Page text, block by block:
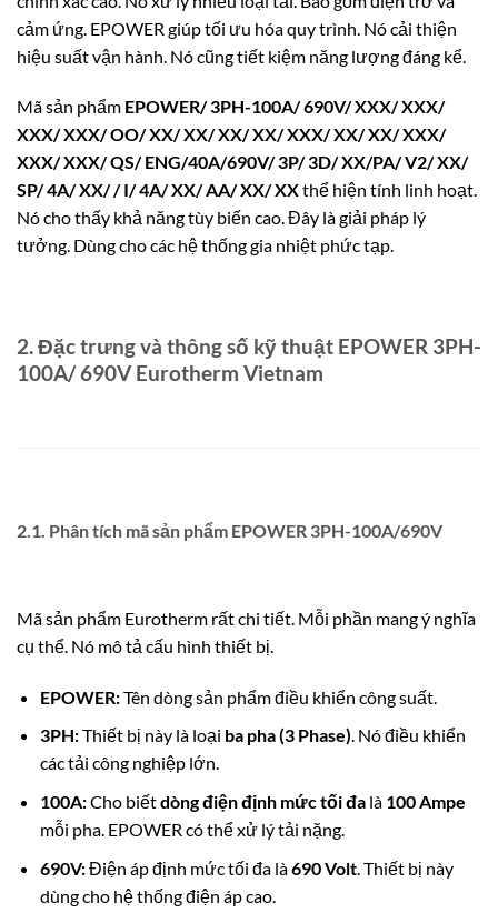
cảm ứng. EPOWER giúp tối ưu hóa quy trình. Nó cải thiện
hiệu suất vận hành. Nó cũng tiết kiệm năng lượng đáng kể.
Mã sản phẩm EPOWER/ 3PH-100A/ 690V/ XXX/ XXX/
XXX/ XXX/ OO/ XX/ XX/ XX/ XX/ XXX/ XX/ XX/ XXX/
XXX/ XXX/ QS/ ENG/40A/690V/ 3P/ 3D/ XX/PA/ V2/ XX/
SP/ 4A/ XX/ / I/ 4A/ XX/ AA/ XX/ XXthể hiện tính linh hoạt.
Nó cho thấy khả năng tùy biến cao. Đây là giải pháp lý
tưởng. Dùng cho các hệ thống gia nhiệt phức tạp.
2. Đặc trưng và thông số kỹ thuật EPOWER 3PH-
100A/ 690V Eurotherm Vietnam
2.1. Phân tích mã sản phẩm EPOWER 3PH-100A/690V
Mã sản phẩm Eurotherm rất chi tiết. Mỗi phần mang ý nghĩa
cụ thể. Nó mô tả cấu hình thiết bị.
EPOWER:Tên dòng sản phẩm điều khiển công suất.
3PH:Thiết bị này là loại ba pha (3 Phase). Nó điều khiển
các tải công nghiệp lớn.
100A:Cho biếtdòng điện định mức tối đalà 100 Ampe
mỗi pha. EPOWER có thể xử lý tải nặng.
690V:Điện áp định mức tối đa là690 Volt. Thiết bị này
dùng cho hệ thống điện áp cao.